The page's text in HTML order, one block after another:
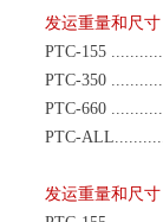
发运重量和尺寸
PTC-155
PTC-350
PTC-660
PTC-
发运重量和尺寸